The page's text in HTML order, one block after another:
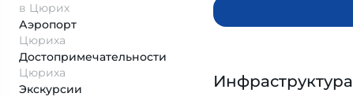
в Цюрих
Аэропорт
Цюриха
Достопримеча­тельности
Цюриха
Экскурсии
Инфраструктура